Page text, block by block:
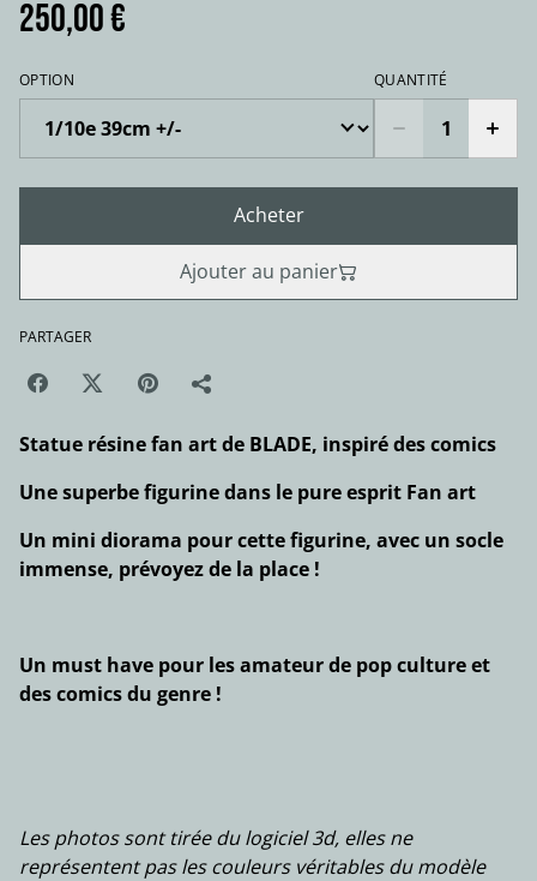
250,00 €
OPTION QUANTITÉ
Acheter
Ajouter au panier
PARTAGER
Statue résine fan art de BLADE, inspiré des comics
Une superbe figurine dans le pure esprit Fan art
Un mini diorama pour cette figurine, avec un socle
immense, prévoyez de la place !
Un must have pour les amateur de pop culture et
des comics du genre !
Les photos sont tirée du logiciel 3d, elles ne
représentent pas les couleurs véritables du modèle